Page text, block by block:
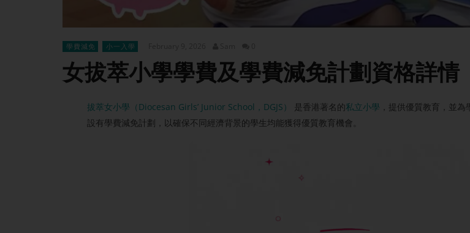
學費減免 小一入學
女拔萃小學學費及學費減免計劃資格詳情
拔萃女小學（Diocesan Girls’ Junior School，DGJS） 是香港著名的私立小學 ，提供優質教育，並
設有學費減免計劃，以確保不同經濟背景的學生均能獲得優質教育機會。